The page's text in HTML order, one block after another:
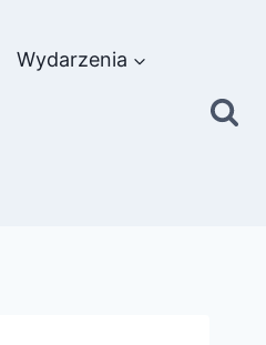
Wydarzenia